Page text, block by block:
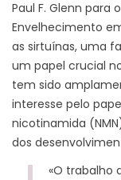
Paul F. Glenn para
Envelhecimento
as sirtuínas, uma
um papel crucial
tem sido
interesse pelo
nicotinamida
dos
«O trabalho